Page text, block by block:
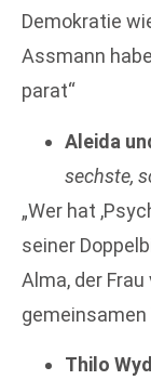
Demokratie
Assmann
parat“
Aleida
sechste,
„Wer hat
seiner
Alma, der
gemeinsamen
Thilo